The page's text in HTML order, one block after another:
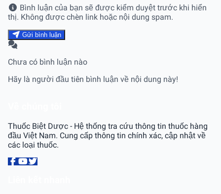
Bình luận của bạn sẽ được kiểm duyệt trước khi hiển
thị. Không được chèn link hoặc nội dung spam.
Gửi bình luận
Chưa có bình luận nào
Hãy là người đầu tiên bình luận về nội dung này!
Thuốc Biệt Dược - Hệ thống tra cứu thông tin thuốc hàng
đầu Việt Nam. Cung cấp thông tin chính xác, cập nhật về
các loại thuốc.